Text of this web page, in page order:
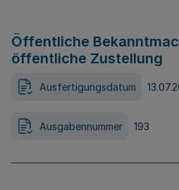
Öffentliche
öffentliche Zustellung
Ausfertigungsdatum
Ausgabennummer 193